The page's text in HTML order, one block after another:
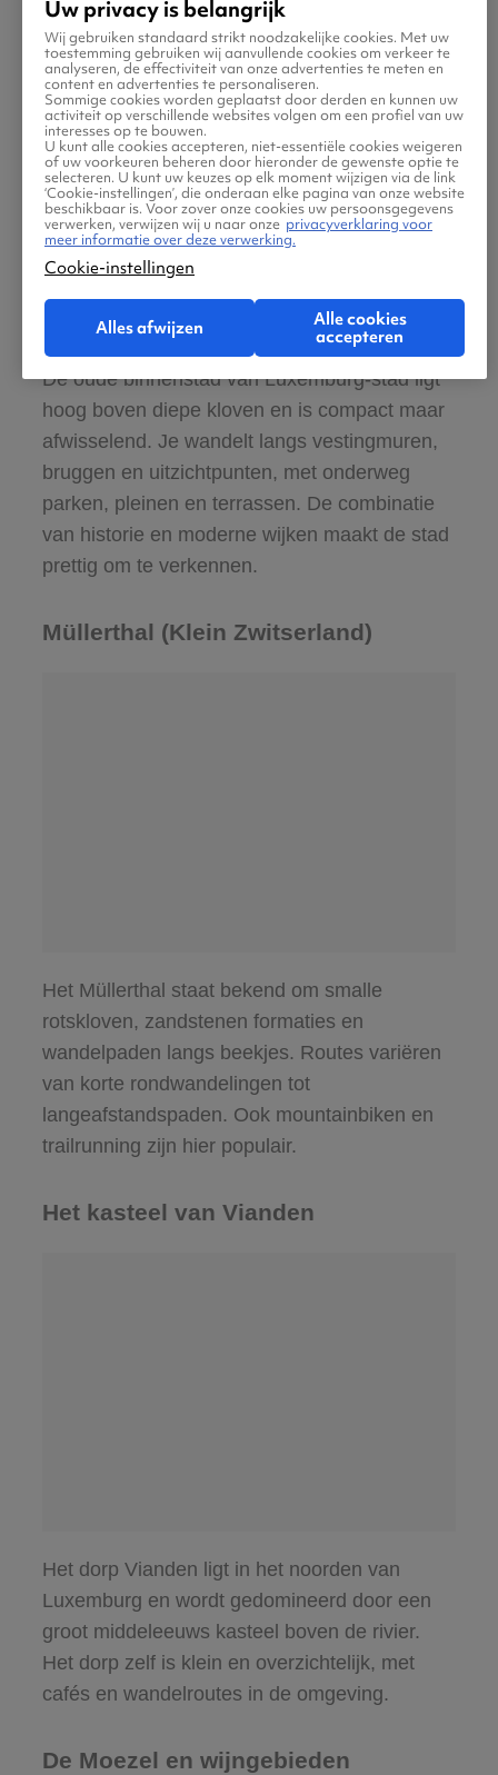
Luxemburg-stad
De oude binnenstad van Luxemburg-stad ligt
hoog boven diepe kloven en is compact maar
afwisselend. Je wandelt langs vestingmuren,
bruggen en uitzichtpunten, met onderweg
parken, pleinen en terrassen. De combinatie
van historie en moderne wijken maakt de stad
prettig om te verkennen.
Müllerthal (Klein Zwitserland)
Het Müllerthal staat bekend om smalle
rotskloven, zandstenen formaties en
wandelpaden langs beekjes. Routes variëren
van korte rondwandelingen tot
langeafstandspaden. Ook mountainbiken en
trailrunning zijn hier populair.
Het kasteel van Vianden
Het dorp Vianden ligt in het noorden van
Luxemburg en wordt gedomineerd door een
groot middeleeuws kasteel boven de rivier.
Het dorp zelf is klein en overzichtelijk, met
cafés en wandelroutes in de omgeving.
De Moezel en wijngebieden
Uw privacy is belangrijk
Wij gebruiken standaard strikt noodzakelijke cookies. Met uw
toestemming gebruiken wij aanvullende cookies om verkeer te
analyseren, de effectiviteit van onze advertenties te meten en
content en advertenties te personaliseren.
Sommige cookies worden geplaatst door derden en kunnen uw
activiteit op verschillende websites volgen om een profiel van uw
interesses op te bouwen.
U kunt alle cookies accepteren, niet-essentiële cookies weigeren
of uw voorkeuren beheren door hieronder de gewenste optie te
selecteren. U kunt uw keuzes op elk moment wijzigen via de link
‘Cookie-instellingen’, die onderaan elke pagina van onze website
beschikbaar is. Voor zover onze cookies uw persoonsgegevens
verwerken, verwijzen wij u naar onze privacyverklaring voor
meer informatie over deze verwerking.
Cookie-instellingen
Alles afwijzen
Alle cookies
accepteren